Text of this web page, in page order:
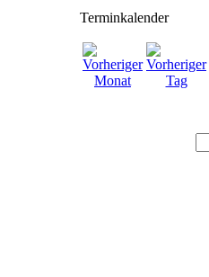
Terminkalender